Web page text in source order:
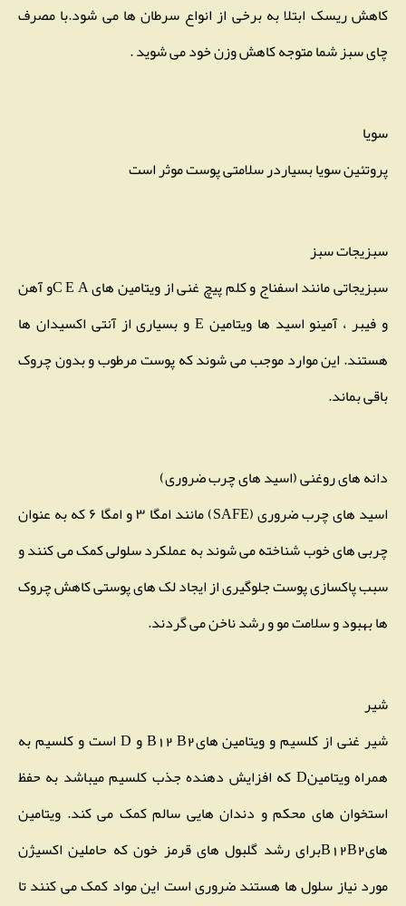
کاهش ریسک ابتلا به برخی از انواع سرطان ها می شود.با مصرف
چای سبز شما متوجه کاهش وزن خود می شوید .
سویا
پروتئین سویا بسیاردر سلامتی پوست موثر است
سبزیجات سبز
سبزیجاتی مانند اسفناج و کلم پیچ غنی از ویتامین های C E Aو آهن
و فیبر ، آمینو اسید ها ویتامین E و بسیاری از آنتی اکسیدان ها
هستند. این موارد موجب می شوند که پوست مرطوب و بدون چروک
باقی بماند.
دانه های روغنی (اسید های چرب ضروری)
اسید های چرب ضروری (SAFE) مانند امگا ۳ و امگا ۶ که به عنوان
چربی های خوب شناخته می شوند به عملکرد سلولی کمک می کنند و
سبب پاکسازی پوست جلوگیری از ایجاد لک های پوستی کاهش چروک
ها بهبود و سلامت مو و رشد ناخن می گردند.
شیر
شیر غنی از کلسیم و ویتامین هایB12 B2 و D است و کلسیم به
همراه ویتامینD که افزایش دهنده جذب کلسیم میباشد به حفظ
استخوان های محکم و دندان هایی سالم کمک می کند. ویتامین
هایB12B2برای رشد گلبول های قرمز خون که حاملین اکسیژن
مورد نیاز سلول ها هستند ضروری است این مواد کمک می کنند تا